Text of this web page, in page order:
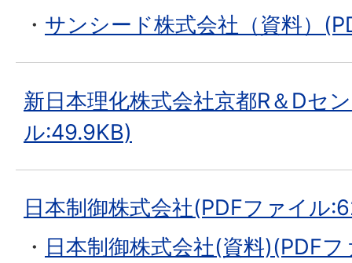
・ サンシード株式会社（資料）
新日本理化株式会社京都R＆Dセ
ル:49.9KB)
日本制御株式会社(PDFファイル
・ 日本制御株式会社(資料)(PDF